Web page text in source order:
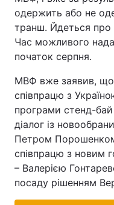
одержить або не
транш. Йдеться про
Час можливого
початок серпня.
МВФ вже заявив, що
співпрацю з
програми стенд-
діалог із
Петром
співпрацю з новим
– Валерією
посаду рішенням